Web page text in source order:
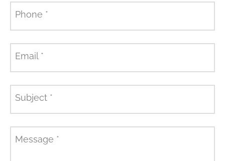
Phone *
Email *
Subject *
Message *